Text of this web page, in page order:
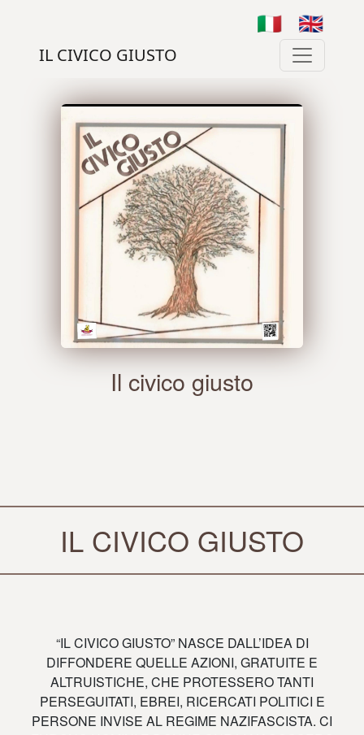
🇮🇹 🇬🇧
IL CIVICO GIUSTO
Il civico giusto
IL CIVICO GIUSTO
“IL CIVICO GIUSTO” NASCE DALL’IDEA DI
DIFFONDERE QUELLE AZIONI, GRATUITE E
ALTRUISTICHE, CHE PROTESSERO TANTI
PERSEGUITATI, EBREI, RICERCATI POLITICI E
PERSONE INVISE AL REGIME NAZIFASCISTA. CI